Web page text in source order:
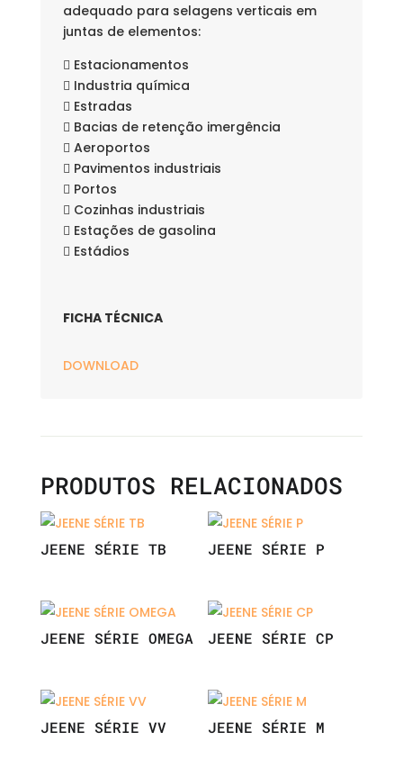
adequado para selagens verticais em
juntas de elementos:
 Estacionamentos
 Industria química
 Estradas
 Bacias de retenção imergência
 Aeroportos
 Pavimentos industriais
 Portos
 Cozinhas industriais
 Estações de gasolina
 Estádios
FICHA TÉCNICA
DOWNLOAD
PRODUTOS RELACIONADOS
JEENE SÉRIE TB JEENE SÉRIE P
JEENE SÉRIE OMEGA JEENE SÉRIE CP
JEENE SÉRIE VV JEENE SÉRIE M